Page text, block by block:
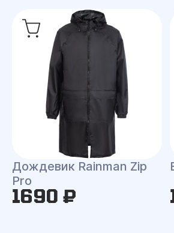
Дождевик Rainman Zip
Pro
1690 ₽